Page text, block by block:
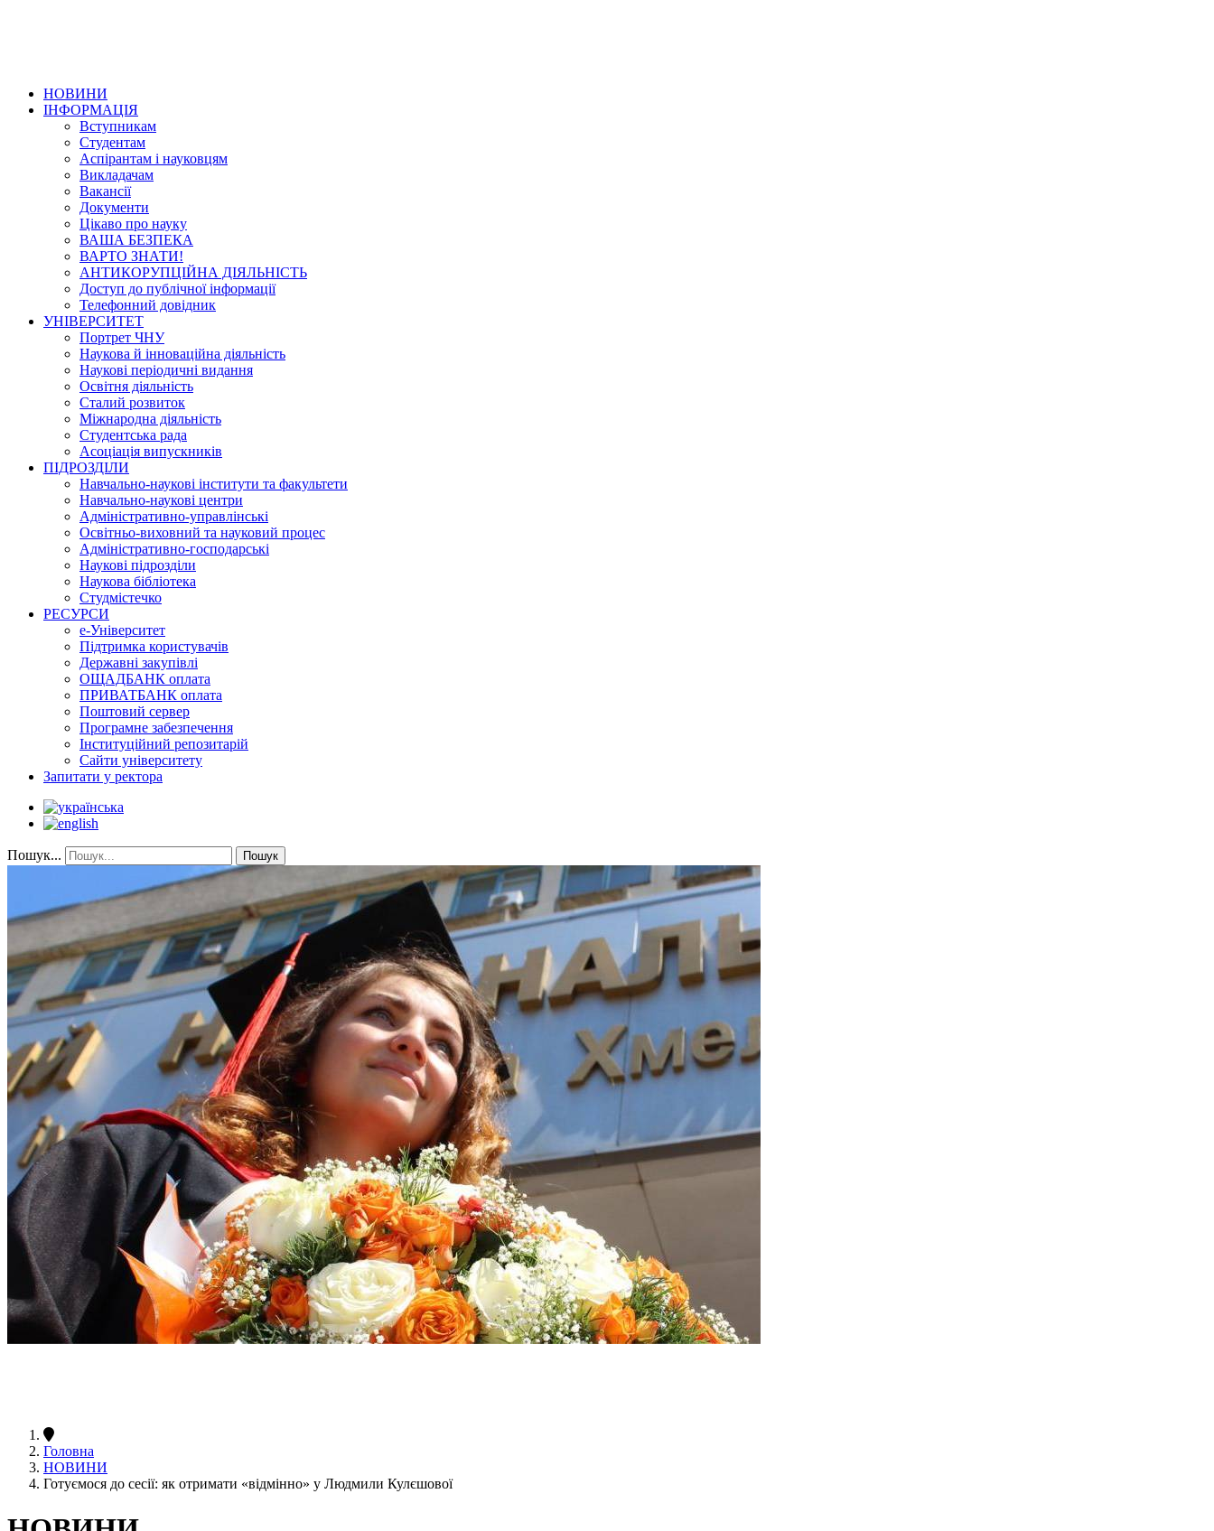
НОВИНИ
ІНФОРМАЦІЯ
Вступникам
Студентам
Аспірантам і науковцям
Викладачам
Вакансії
Документи
Цікаво про науку
ВАША БЕЗПЕКА
ВАРТО ЗНАТИ!
АНТИКОРУПЦІЙНА ДІЯЛЬНІСТЬ
Доступ до публічної інформації
Телефонний довідник
УНІВЕРСИТЕТ
Портрет ЧНУ
Наукова й інноваційна діяльність
Наукові періодичні видання
Освітня діяльність
Сталий розвиток
Міжнародна діяльність
Студентська рада
Асоціація випускників
ПІДРОЗДІЛИ
Навчально-наукові інститути та факультети
Навчально-наукові центри
Адміністративно-управлінські
Освітньо-виховний та науковий процес
Адміністративно-господарські
Наукові підрозділи
Наукова бібліотека
Студмістечко
РЕСУРСИ
е-Університет
Підтримка користувачів
Державні закупівлі
ОЩАДБАНК оплата
ПРИВАТБАНК оплата
Поштовий сервер
Програмне забезпечення
Інституційний репозитарій
Сайти університету
Запитати у ректора
Пошук... Пошук
Головна
НОВИНИ
Готуємося до сесії: як отримати «відмінно» у Людмили Кулєшової